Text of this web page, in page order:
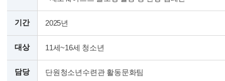
기간 2025년
대상 11세~16세 청소년
담당 단원청소년수련관 활동문화팀